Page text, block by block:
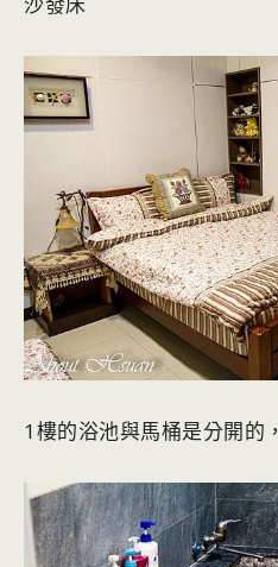
1樓的浴池與馬桶是分開的